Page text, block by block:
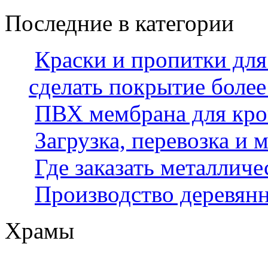
Последние в категории
Краски и пропитки
сделать покрытие
ПВХ мембрана для
Загрузка, перевозка
Где заказать
Производство
Храмы